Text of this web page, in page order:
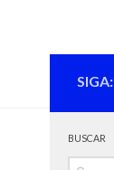
SIGA:
BUSCAR